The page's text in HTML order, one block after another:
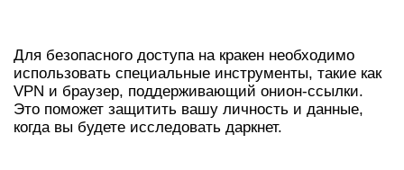
Для безопасного доступа на кракен необходимо
использовать специальные инструменты, такие как
VPN и браузер, поддерживающий онион-ссылки.
Это поможет защитить вашу личность и данные,
когда вы будете исследовать даркнет.